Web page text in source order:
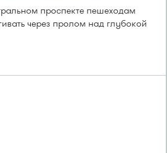
проспекте пешеходам
через пролом над глубокой